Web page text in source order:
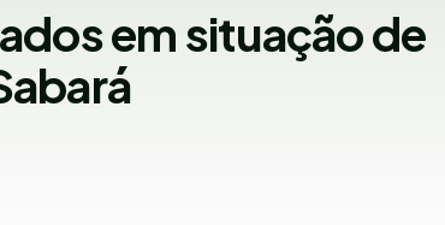
em situação de